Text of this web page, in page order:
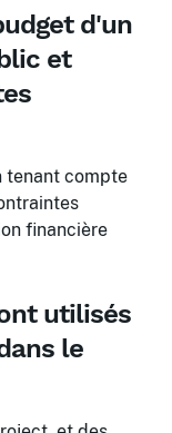
d'un
et
tenant compte
financière
utilisés
le